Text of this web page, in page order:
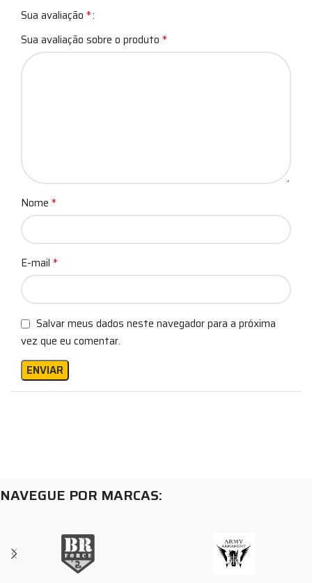
Sua avaliação *
Sua avaliação sobre o produto *
Nome *
E-mail *
Salvar meus dados neste navegador para a próxima
vez que eu comentar.
NAVEGUE POR MARCAS: